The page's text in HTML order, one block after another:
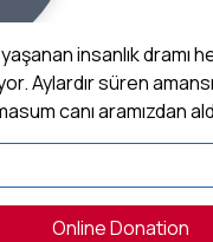
insanlık dramı
Aylardır süren
canı aramızdan
aile...
Online Donation